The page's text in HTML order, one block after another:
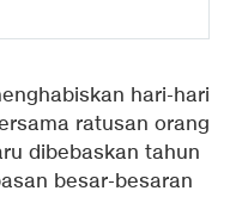
hari-hari
ratusan orang
dibebaskan tahun
besar-besaran